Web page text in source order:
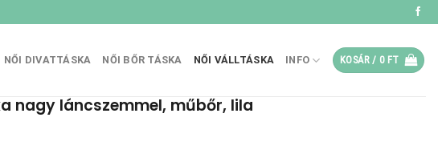
NŐI DIVATTÁSKA NŐI BŐR TÁSKA NŐI VÁLLTÁSKA INFO KOSÁR / 0 FT
nagy láncszemmel, műbőr, lila